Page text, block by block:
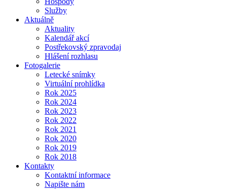
Služby
Aktuálně
Aktuality
Kalendář akcí
Postřekovský zpravodaj
Hlášení rozhlasu
Fotogalerie
Letecké snímky
Virtuální prohlídka
Rok 2025
Rok 2024
Rok 2023
Rok 2022
Rok 2021
Rok 2020
Rok 2019
Rok 2018
Kontakty
Kontaktní informace
Napište nám